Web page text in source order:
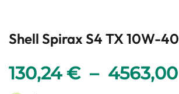
Shell Spirax S4 TX 10W-40
130,24€ – 4563,00